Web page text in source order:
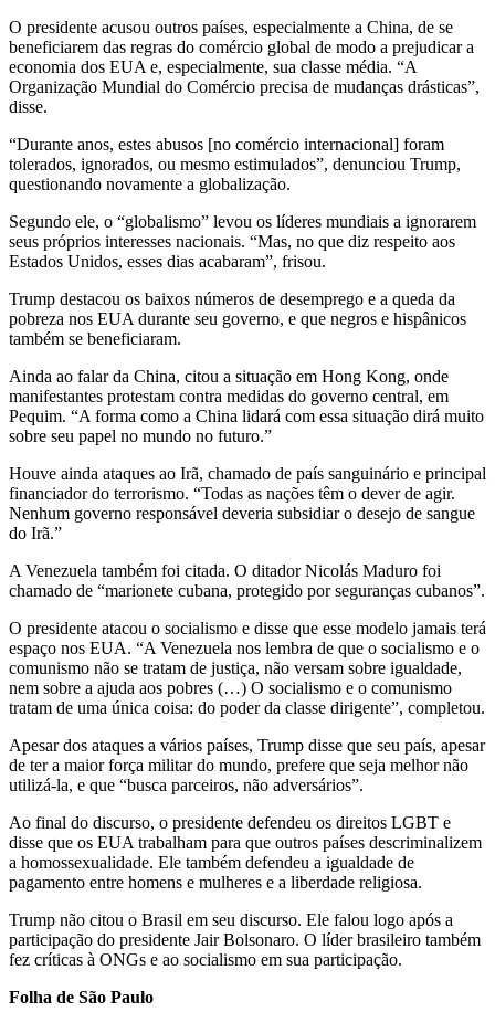
O presidente acusou outros países, especialmente a China, de se
beneficiarem das regras do comércio global de modo a prejudicar a
economia dos EUA e, especialmente, sua classe média. “A
Organização Mundial do Comércio precisa de mudanças drásticas”,
disse.
“Durante anos, estes abusos [no comércio internacional] foram
tolerados, ignorados, ou mesmo estimulados”, denunciou Trump,
questionando novamente a globalização.
Segundo ele, o “globalismo” levou os líderes mundiais a ignorarem
seus próprios interesses nacionais. “Mas, no que diz respeito aos
Estados Unidos, esses dias acabaram”, frisou.
Trump destacou os baixos números de desemprego e a queda da
pobreza nos EUA durante seu governo, e que negros e hispânicos
também se beneficiaram.
Ainda ao falar da China, citou a situação em Hong Kong, onde
manifestantes protestam contra medidas do governo central, em
Pequim. “A forma como a China lidará com essa situação dirá muito
sobre seu papel no mundo no futuro.”
Houve ainda ataques ao Irã, chamado de país sanguinário e principal
financiador do terrorismo. “Todas as nações têm o dever de agir.
Nenhum governo responsável deveria subsidiar o desejo de sangue
do Irã.”
A Venezuela também foi citada. O ditador Nicolás Maduro foi
chamado de “marionete cubana, protegido por seguranças cubanos”.
O presidente atacou o socialismo e disse que esse modelo jamais terá
espaço nos EUA. “A Venezuela nos lembra de que o socialismo e o
comunismo não se tratam de justiça, não versam sobre igualdade,
nem sobre a ajuda aos pobres (…) O socialismo e o comunismo
tratam de uma única coisa: do poder da classe dirigente”, completou.
Apesar dos ataques a vários países, Trump disse que seu país, apesar
de ter a maior força militar do mundo, prefere que seja melhor não
utilizá-la, e que “busca parceiros, não adversários”.
Ao final do discurso, o presidente defendeu os direitos LGBT e
disse que os EUA trabalham para que outros países descriminalizem
a homossexualidade. Ele também defendeu a igualdade de
pagamento entre homens e mulheres e a liberdade religiosa.
Trump não citou o Brasil em seu discurso. Ele falou logo após a
participação do presidente Jair Bolsonaro. O líder brasileiro também
fez críticas à ONGs e ao socialismo em sua participação.
Folha de São Paulo